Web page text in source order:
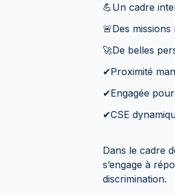
💪Un cadre
🚨Des
🚀De belles
✔Proximité
✔Engagée
✔CSE
Dans le cadre
s’engage à
discrimination.